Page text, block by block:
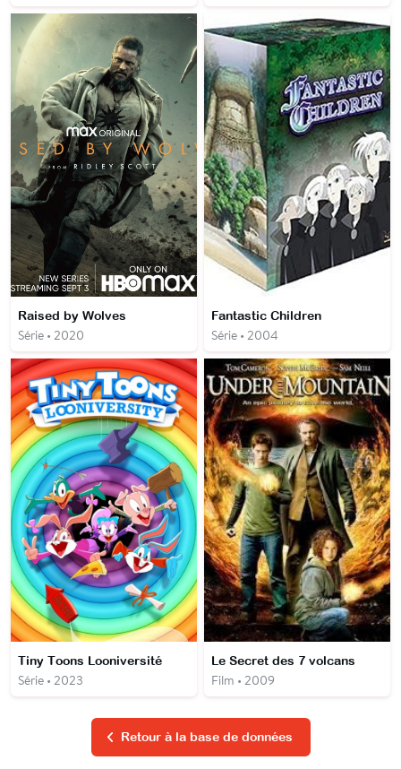
Raised by Wolves
Série • 2020
Fantastic Children
Série • 2004
Tiny Toons Looniversité
Série • 2023
Le Secret des 7 volcans
Film • 2009
Retour à la base de données